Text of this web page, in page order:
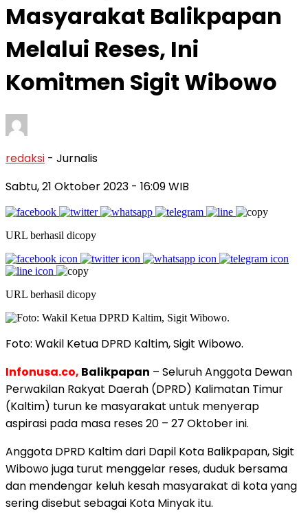
Masyarakat Balikpapan
Melalui Reses, Ini
Komitmen Sigit Wibowo
redaksi - Jurnalis
Sabtu, 21 Oktober 2023 - 16:09 WIB
URL berhasil dicopy
URL berhasil dicopy
Foto: Wakil Ketua DPRD Kaltim, Sigit Wibowo.
Infonusa.co, Balikpapan – Seluruh Anggota Dewan
Perwakilan Rakyat Daerah (DPRD) Kalimatan Timur
(Kaltim) turun ke masyarakat untuk menyerap
aspirasi pada masa reses 20 – 27 Oktober ini.
Anggota DPRD Kaltim dari Dapil Kota Balikpapan, Sigit
Wibowo juga turut menggelar reses, duduk bersama
dan mendengar keluh kesah masyarakat di kota yang
sering disebut sebagai Kota Minyak itu.